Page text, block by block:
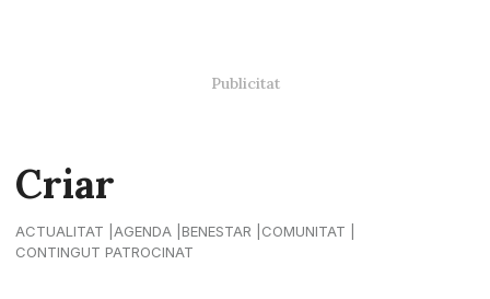
Criar
ACTUALITAT AGENDA BENESTAR
COMUNITAT
CONTINGUT PATROCINAT